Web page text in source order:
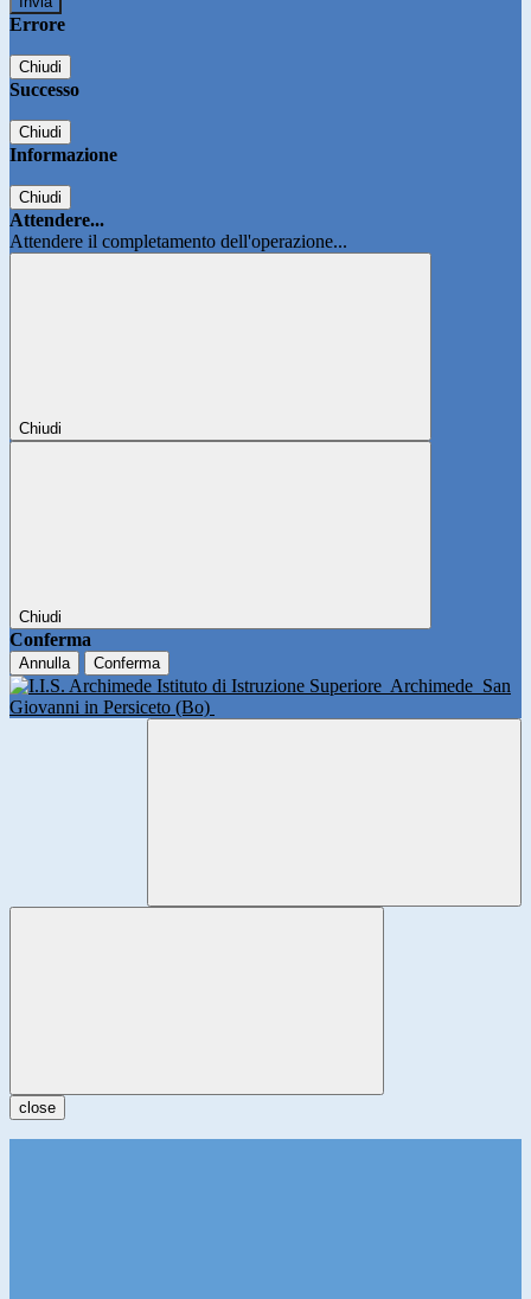
Errore
Chiudi
Successo
Chiudi
Informazione
Chiudi
Attendere...
Attendere il completamento dell'operazione...
Chiudi
Chiudi
Conferma
Annulla Conferma
Istituto di Istruzione Superiore Archimede San
Giovanni in Persiceto (Bo)
close